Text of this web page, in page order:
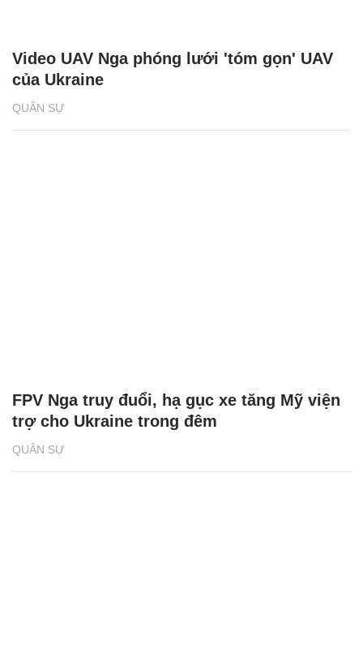
QUÂN SỰ
Video UAV Nga phóng lưới 'tóm gọn' UAV
của Ukraine
QUÂN SỰ
FPV Nga truy đuổi, hạ gục xe tăng Mỹ viện
trợ cho Ukraine trong đêm